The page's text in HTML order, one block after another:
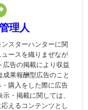
理人
スターハンターに関
ースを織りまぜなが
広告の掲載により収益
果報酬型広告のこと
購入をした際に広告
・掲載に関しては、
えるコンテンツとし